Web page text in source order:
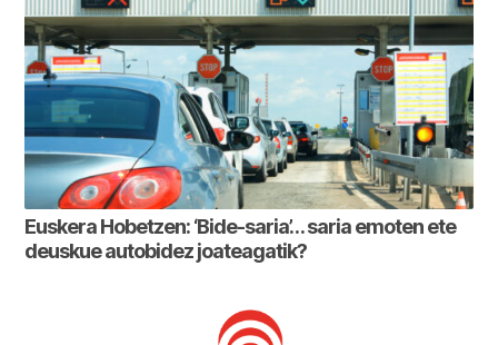
Euskera Hobetzen: ‘Bide-saria’… saria emoten ete
deuskue autobidez joateagatik?